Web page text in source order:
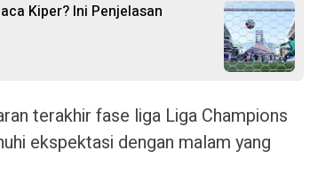
Kiper? Ini Penjelasan
terakhir fase liga Liga Champions
ekspektasi dengan malam yang